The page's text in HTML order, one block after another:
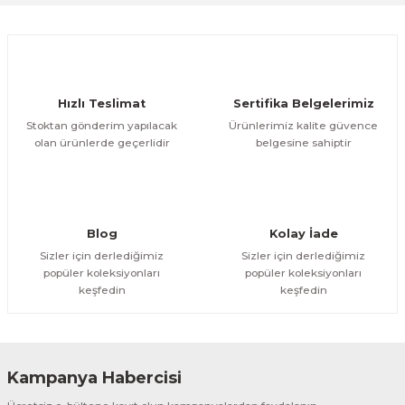
Bu ürüne benzer farklı alternatifler olmalı.
Hızlı Teslimat
Stoktan gönderim yapılacak
olan ürünlerde geçerlidir
Sertifika Belgelerimiz
Ürünlerimiz kalite güvence
belgesine sahiptir
Blog
Sizler için derlediğimiz
popüler koleksiyonları
keşfedin
Kolay İade
Sizler için derlediğimiz
popüler koleksiyonları
keşfedin
Kampanya Habercisi